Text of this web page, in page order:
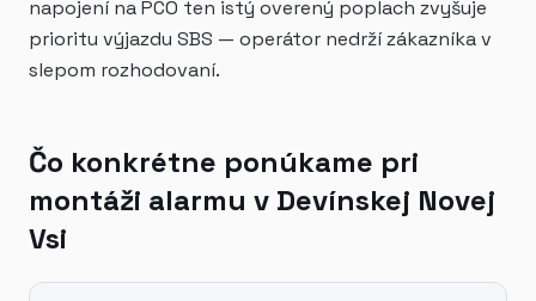
napojení na PCO ten istý overený poplach zvyšuje
prioritu výjazdu SBS — operátor nedrží zákazníka v
slepom rozhodovaní.
Čo konkrétne ponúkame pri
montáži alarmu v Devínskej Novej
Vsi